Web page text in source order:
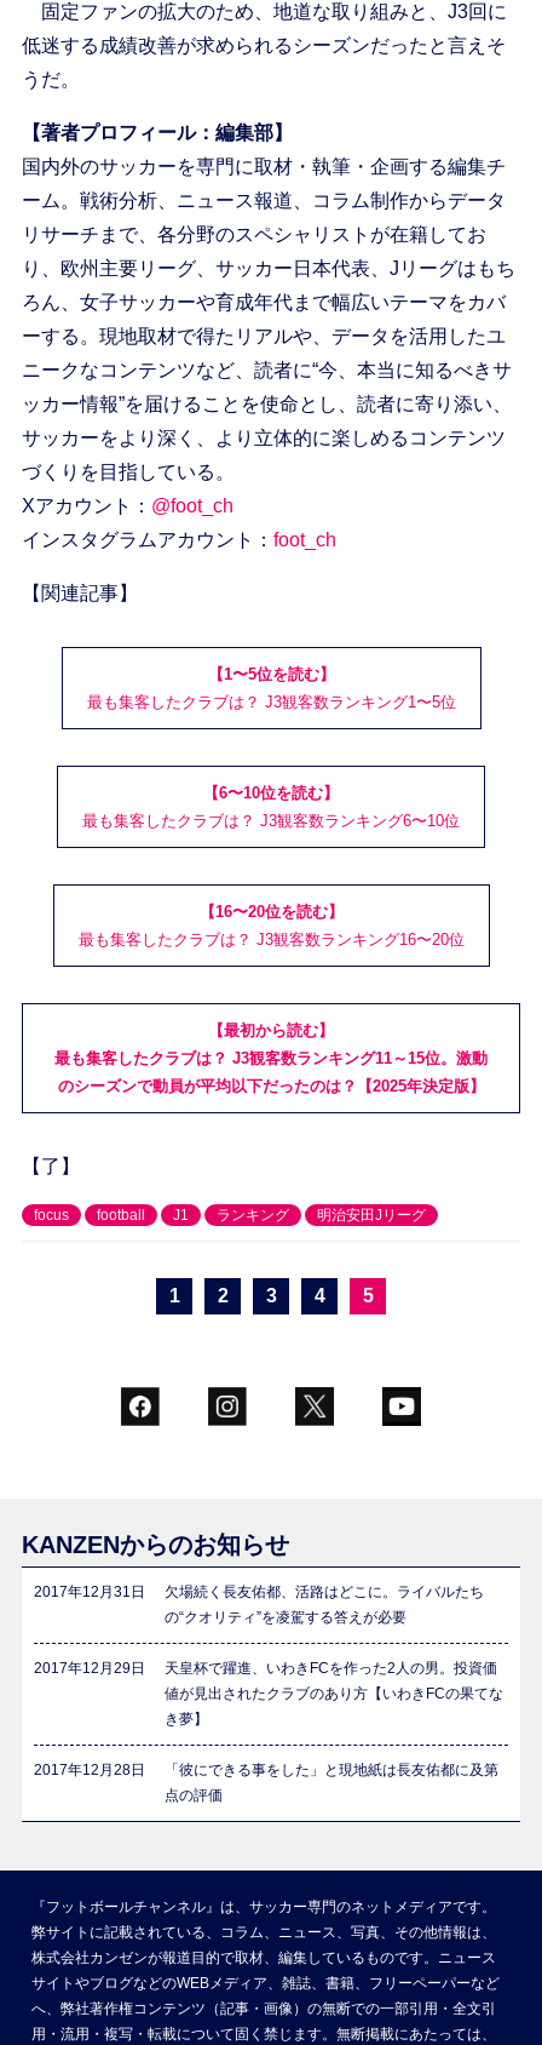
固定ファンの拡大のため、地道な取り組みと、J3回に
低迷する成績改善が求められるシーズンだったと言えそ
うだ。
【著者プロフィール：編集部】
国内外のサッカーを専門に取材・執筆・企画する編集チ
ーム。戦術分析、ニュース報道、コラム制作からデータ
リサーチまで、各分野のスペシャリストが在籍してお
り、欧州主要リーグ、サッカー日本代表、Jリーグはもち
ろん、女子サッカーや育成年代まで幅広いテーマをカバ
ーする。現地取材で得たリアルや、データを活用したユ
ニークなコンテンツなど、読者に“今、本当に知るべきサ
ッカー情報”を届けることを使命とし、読者に寄り添い、
サッカーをより深く、より立体的に楽しめるコンテンツ
づくりを目指している。
Xアカウント： @foot_ch
インスタグラムアカウント： foot_ch
【関連記事】
【1〜5位を読む】
最も集客したクラブは？ J3観客数ランキング1〜5位
【6〜10位を読む】
最も集客したクラブは？ J3観客数ランキング6〜10位
【16〜20位を読む】
最も集客したクラブは？ J3観客数ランキング16〜20位
【最初から読む】
最も集客したクラブは？ J3観客数ランキング11～15位。激動
のシーズンで動員が平均以下だったのは？【2025年決定版】
【了】
focus football J1 ランキング 明治安田Jリーグ
1 2 3 4 5
KANZENからのお知らせ
2017年12月31日
欠場続く長友佑都、活路はどこに。ライバルたち
の“クオリティ”を凌駕する答えが必要
2017年12月29日
天皇杯で躍進、いわきFCを作った2人の男。投資価
値が見出されたクラブのあり方【いわきFCの果てな
き夢】
2017年12月28日
「彼にできる事をした」と現地紙は長友佑都に及第
点の評価
『フットボールチャンネル』は、サッカー専門のネットメディアです。
弊サイトに記載されている、コラム、ニュース、写真、その他情報は、
株式会社カンゼンが報道目的で取材、編集しているものです。ニュース
サイトやブログなどのWEBメディア、雑誌、書籍、フリーペーパーなど
へ、弊社著作権コンテンツ（記事・画像）の無断での一部引用・全文引
用・流用・複写・転載について固く禁じます。無断掲載にあたっては、